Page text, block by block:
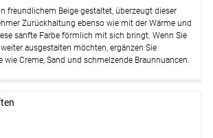
freundlichem Beige gestaltet, überzeugt dieser
Zurückhaltung ebenso wie mit der Wärme und
sanfte Farbe förmlich mit sich bringt. Wenn Sie
ausgestalten möchten, ergänzen Sie
Creme, Sand und schmelzende Braunnuancen.